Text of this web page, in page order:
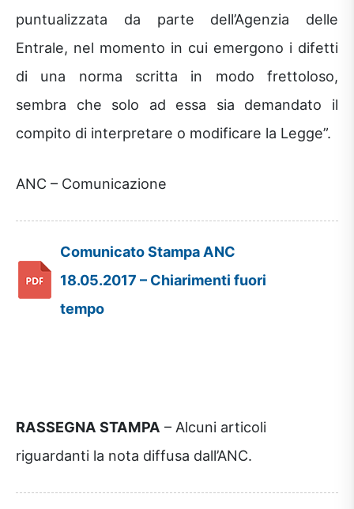
puntualizzata da parte dell’Agenzia delle
Entrale, nel momento in cui emergono i difetti
di una norma scritta in modo frettoloso,
sembra che solo ad essa sia demandato il
compito di interpretare o modificare la Legge”.
ANC – Comunicazione
Comunicato Stampa ANC
18.05.2017 – Chiarimenti fuori
tempo
RASSEGNA STAMPA – Alcuni articoli
riguardanti la nota diffusa dall’ANC.